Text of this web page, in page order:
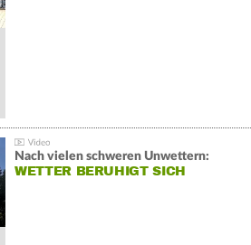
Nach vielen schweren Unwettern:
WETTER BERUHIGT SICH